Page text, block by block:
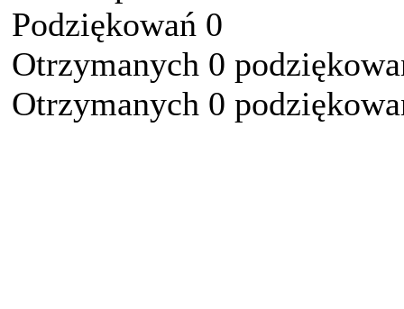
Podziękowań 0
Otrzymanych 0
Otrzymanych 0